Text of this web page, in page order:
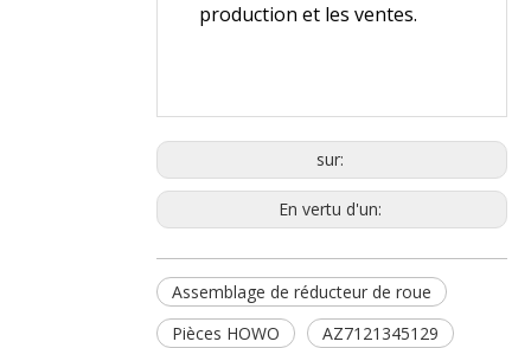
production et les ventes.
sur:
En vertu d'un:
Assemblage de réducteur de roue
Pièces HOWO
AZ7121345129